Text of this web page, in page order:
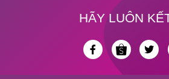
HÃY LUÔN